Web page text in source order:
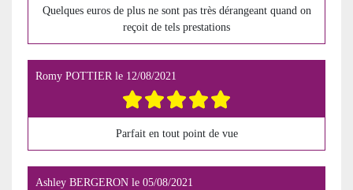
Quelques euros de plus ne sont pas très dérangeant quand on
reçoit de tels prestations
Romy POTTIERle 12/08/2021
Parfait en tout point de vue
Ashley BERGERON le 05/08/2021